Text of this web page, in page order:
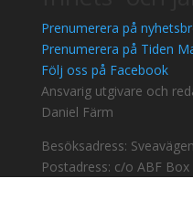
Prenumerera på
Prenumerera på Tiden
Följ oss på Facebook
Ansvarig utgivare och
Daniel Färm
Besöksadress:
Postadress: c/o ABF